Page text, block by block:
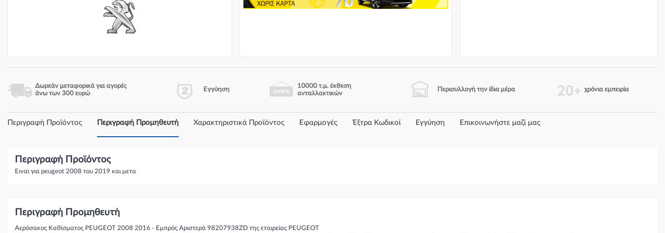
Δωρεάν μεταφορικά για αγορές
άνω των 300 ευρώ
Εγγύηση
10000 τ.μ. έκθεση
ανταλλακτικών
Περισυλλογή την ίδια μέρα χρόνια εμπειρία
Περιγραφή Προϊόντος Περιγραφή Προμηθευτή Χαρακτηριστικά Προϊόντος Εφαρμογές Έξτρα Κωδικοί Εγγύηση Επικοινωνήστε μαζί μας
Περιγραφή Προϊόντος
Ειναι για peugeot 2008 του 2019 και μετα
Περιγραφή Προμηθευτή
Αερόσακος Καθίσματος PEUGEOT 2008 2016 - Εμπρός Αριστερά 98207938ZD της εταιρείας PEUGEOT